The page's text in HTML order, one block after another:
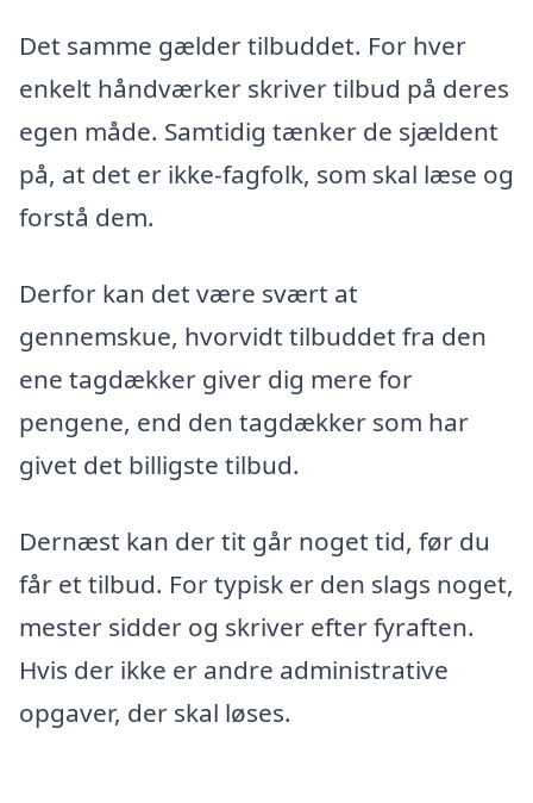
Det samme gælder tilbuddet. For hver
enkelt håndværker skriver tilbud på deres
egen måde. Samtidig tænker de sjældent
på, at det er ikke-fagfolk, som skal læse og
forstå dem.
Derfor kan det være svært at
gennemskue, hvorvidt tilbuddet fra den
ene tagdækker giver dig mere for
pengene, end den tagdækker som har
givet det billigste tilbud.
Dernæst kan der tit går noget tid, før du
får et tilbud. For typisk er den slags noget,
mester sidder og skriver efter fyraften.
Hvis der ikke er andre administrative
opgaver, der skal løses.